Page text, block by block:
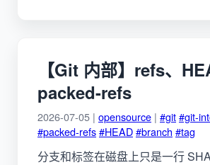
【Git 内部】refs、
packed-refs
2026-07-05 | opensource | #git#git-
#packed-refs#HEAD#branch #tag
分支和标签在磁盘上只是一行 SHA